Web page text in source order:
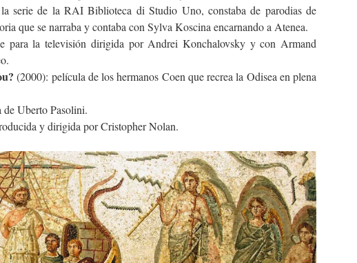
serie de la RAI Biblioteca di Studio Uno, constaba de parodias de
que se narraba y contaba con Sylva Koscina encarnando a Atenea.
para la televisión dirigida por Andrei Konchalovsky y con Armand
(2000): película de los hermanos Coen que recrea la Odisea en plena
Uberto Pasolini.
y dirigida por Cristopher Nolan.